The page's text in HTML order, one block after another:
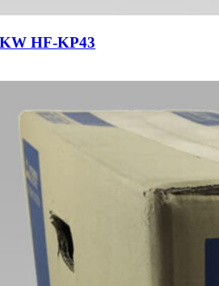
HF-KP43